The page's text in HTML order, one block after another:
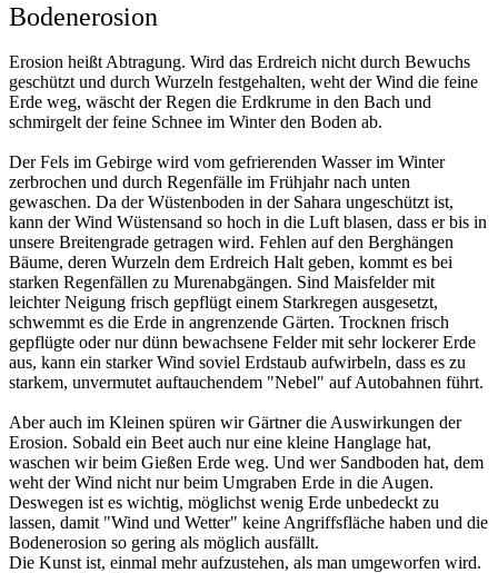
Bodenerosion
Erosion heißt Abtragung. Wird das Erdreich nicht durch Bewuchs
geschützt und durch Wurzeln festgehalten, weht der Wind die feine
Erde weg, wäscht der Regen die Erdkrume in den Bach und
schmirgelt der feine Schnee im Winter den Boden ab.
Der Fels im Gebirge wird vom gefrierenden Wasser im Winter
zerbrochen und durch Regenfälle im Frühjahr nach unten
gewaschen. Da der Wüstenboden in der Sahara ungeschützt ist,
kann der Wind Wüstensand so hoch in die Luft blasen, dass er bis in
unsere Breitengrade getragen wird. Fehlen auf den Berghängen
Bäume, deren Wurzeln dem Erdreich Halt geben, kommt es bei
starken Regenfällen zu Murenabgängen. Sind Maisfelder mit
leichter Neigung frisch gepflügt einem Starkregen ausgesetzt,
schwemmt es die Erde in angrenzende Gärten. Trocknen frisch
gepflügte oder nur dünn bewachsene Felder mit sehr lockerer Erde
aus, kann ein starker Wind soviel Erdstaub aufwirbeln, dass es zu
starkem, unvermutet auftauchendem "Nebel" auf Autobahnen führt.
Aber auch im Kleinen spüren wir Gärtner die Auswirkungen der
Erosion. Sobald ein Beet auch nur eine kleine Hanglage hat,
waschen wir beim Gießen Erde weg. Und wer Sandboden hat, dem
weht der Wind nicht nur beim Umgraben Erde in die Augen.
Deswegen ist es wichtig, möglichst wenig Erde unbedeckt zu
lassen, damit "Wind und Wetter" keine Angriffsfläche haben und die
Bodenerosion so gering als möglich ausfällt.
Die Kunst ist, einmal mehr aufzustehen, als man umgeworfen wird.